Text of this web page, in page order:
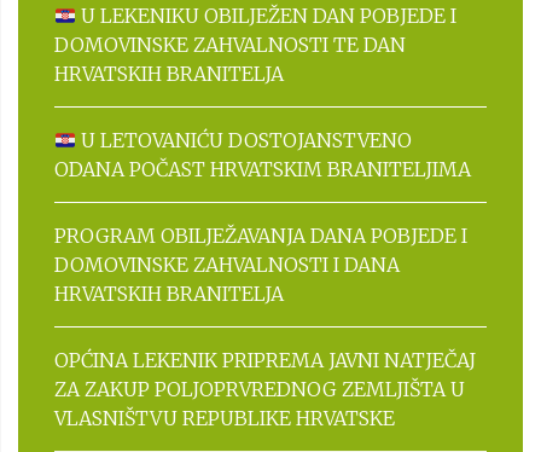
U LEKENIKU OBILJEŽEN DAN POBJEDE I
DOMOVINSKE ZAHVALNOSTI TE DAN
HRVATSKIH BRANITELJA
U LETOVANIĆU DOSTOJANSTVENO
ODANA POČAST HRVATSKIM BRANITELJIMA
PROGRAM OBILJEŽAVANJA DANA POBJEDE I
DOMOVINSKE ZAHVALNOSTI I DANA
HRVATSKIH BRANITELJA
OPĆINA LEKENIK PRIPREMA JAVNI NATJEČAJ
ZA ZAKUP POLJOPRVREDNOG ZEMLJIŠTA U
VLASNIŠTVU REPUBLIKE HRVATSKE